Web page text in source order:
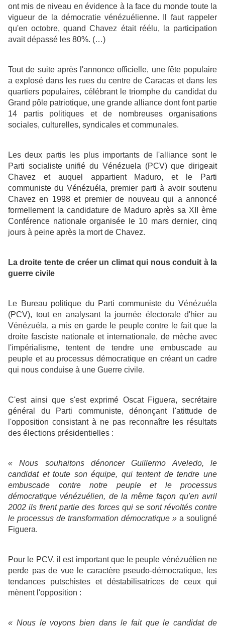
ont mis de niveau en évidence à la face du monde toute la
vigueur de la démocratie vénézuélienne. Il faut rappeler
qu'en octobre, quand Chavez était réélu, la participation
avait dépassé les 80%. (…)
Tout de suite après l'annonce officielle, une fête populaire
a explosé dans les rues du centre de Caracas et dans les
quartiers populaires, célébrant le triomphe du candidat du
Grand pôle patriotique, une grande alliance dont font partie
14 partis politiques et de nombreuses organisations
sociales, culturelles, syndicales et communales.
Les deux partis les plus importants de l'alliance sont le
Parti socialiste unifié du Vénézuela (PCV) que dirigeait
Chavez et auquel appartient Maduro, et le Parti
communiste du Vénézuéla, premier parti à avoir soutenu
Chavez en 1998 et premier de nouveau qui a annoncé
formellement la candidature de Maduro après sa XII ème
Conférence nationale organisée le 10 mars dernier, cinq
jours à peine après la mort de Chavez.
La droite tente de créer un climat qui nous conduit à la
guerre civile
Le Bureau politique du Parti communiste du Vénézuéla
(PCV), tout en analysant la journée électorale d'hier au
Vénézuéla, a mis en garde le peuple contre le fait que la
droite fasciste nationale et internationale, de mèche avec
l'impérialisme, tentent de tendre une embuscade au
peuple et au processus démocratique en créant un cadre
qui nous conduise à une Guerre civile.
C'est ainsi que s'est exprimé Oscat Figuera, secrétaire
général du Parti communiste, dénonçant l'atittude de
l'opposition consistant à ne pas reconnaître les résultats
des élections présidentielles :
« Nous souhaitons dénoncer Guillermo Aveledo, le
candidat et toute son équipe, qui tentent de tendre une
embuscade contre notre peuple et le processus
démocratique vénézuélien, de la même façon qu'en avril
2002 ils firent partie des forces qui se sont révoltés contre
le processus de transformation démocratique » a souligné
Figuera.
Pour le PCV, il est important que le peuple vénézuélien ne
perde pas de vue le caractère pseudo-démocratique, les
tendances putschistes et déstabilisatrices de ceux qui
mènent l'opposition :
« Nous le voyons bien dans le fait que le candidat de